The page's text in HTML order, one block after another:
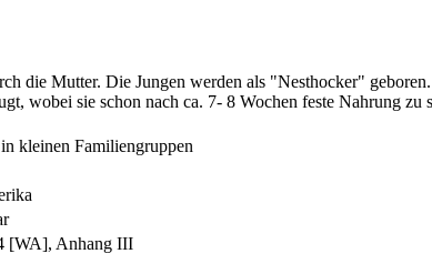
die Mutter. Die Jungen werden als "Nesthocker"
wobei sie schon nach ca. 7- 8 Wochen feste Nahrung
kleinen Familiengruppen
[WA], Anhang III